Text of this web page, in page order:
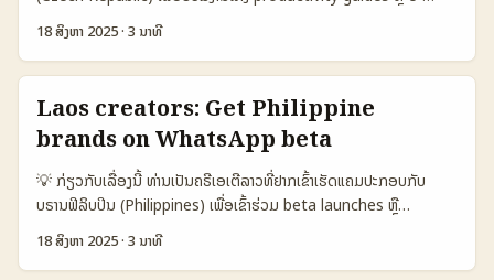
ຕິດຕໍ່ໃນເຂດທີ່ມີຜູ້ໃຊ້ຫຼາຍ. ...
eposten ກ່ຽວກັບການແຈ້ງເຕືອນກ່ຽວກັບ grooming ທີ່ເກີດໃນ
eposten, 2025) 📊 ຕາຕະລາງ Snapshot ຂໍ້ມູນ 🧩 Metric Option
A Option B Option C 👥 Monthly Active 1.200.000 800.000
1.000.000 📈 Conversion 12% 8% 9% ⏱️ Avg Response
Time (days) 3 7 5 💰 Cost per Outreach (USD) 45 30 20 💬
Authenticity Score 9/10 6/10 7/10 ຕາຕະລາງນີ້ສະແດງການຍ້ອນຄືນ
ລະຫວ່າງ 3 ແຜນທີ່ປົກກະຕິ: A = ຕິດຕໍ່ຕົວໂຕຜ່ານ DM ແລະເສີມດ້ວຍ
Snaps ທີ່ແທ້, B = ຜ່ານ Agency/PR, C = ອີເວນທ້ອງຖຽວ ແລະອີເວນ
ເປີດຕົວ. Option A ເປັນ top ໃນດ້ານ Authenticity ແລະ Conversion
ແຕ່ມີຄ່າ Outreach ສູງກວ່າ. ...
guides? ບົດນີ້ເພື່ອຊ່ວຍໃຫ້ທ່ານມີ playbook ທີ່ເປັນການນຳໃຊ້ Threads
ເປັນທີ່ຕິດຕໍ່ — ສັງລວມຈາກການສຳຫຼວດອນໄລນ໌, ຄວາມຄິດຂອງຜູ້ຊ່ວຍຄືນ
ຄ້າງຕະຫຼາດ (Coherent Market Insights / Ravina Pandya), ແລະ
Threads ກັບແຜນ outreach ອື່ນໆ ບໍ? ຜູ້ຫ້ອງວ່າ Threads ມີຈຸດດີແນວ
ໃດ? ບົດນີ້ຈະອະທິບາຍຂັ້ນຕອນທີ່ປະຕິບັດໄດ້ຈິງ, ທ່ານສາມາດນໍາໄປໃຊ້ເພື່ອ
ຂະຫຍາຍການຮ່ວມງານ ແລະພັດທະນາ product ideas ສຳລັບ audience
ຈັກ. (Coherent Market Insights / Ravina Pandya ແມ່ນແນະນຳ
ເຖິງການວິເຄາະຕະຫຼາດ ແລະແນວທາງການລະບຸຜົນສໍາລັບ R&D ເປັນ growth
strategy — ແນະໃຊ້ເພື່ອປະກອບການແນະນຳທີ່ຢູ່ສົງຜົນໄດ້.) 📊 ຕາຕະລາງ
18 ສິງຫາ 2025·3 ນາທີ
Laos creators: Get Philippine
brands on WhatsApp beta
💡 ກ່ຽວກັບເລື່ອງນີ້ ທ່ານເປັນຄຣີເອເຕີລາວທີ່ຢາກເຂົ້າເຮັດແຄມປະກອບກັບ
ບຣານຟິລິບປິນ (Philippines) ເພື່ອເຂົ້າຮ່ວມ beta launches ຫຼື
exclusive trials? ນີ້ແມ່ນຄຳຖາມທີ່ເຮົາເຫັນບໍ່ຢຸດ — ແລະ WhatsApp
ກຳລັງເປັນທາງເລືອກທີ່ດີສໍາລັບການຕິດຕໍ່ສົນທະນາກັບບຣານໃນແຄມນີ້. ໃນຕອນ
18 ສິງຫາ 2025·3 ນາທີ